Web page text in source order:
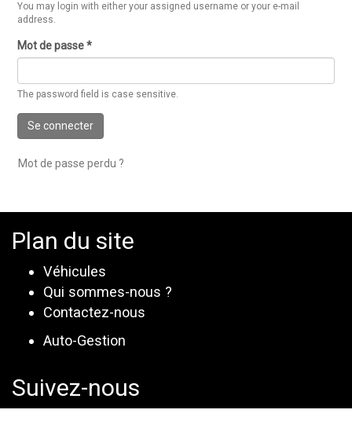
You may login with either your assigned username or your e-mail
address.
Mot de passe*
The password field is case sensitive.
Se connecter
Mot de passe perdu ?
Plan du site
Véhicules
Qui sommes-nous ?
Contactez-nous
Auto-Gestion
Suivez-nous